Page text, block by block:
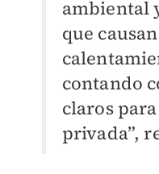
ambiental
que
contando
claros
privada”,